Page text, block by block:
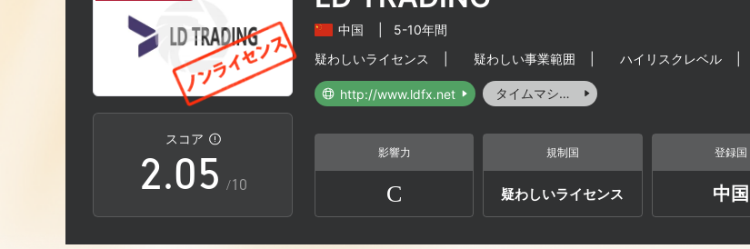
スコア
0
1
2
3
.0
1
2
3
4
5
6
/10
中国
5-10年間
疑わしいライセンス
疑わしい事業範囲 ハイリスクレベル
http://www.ldfx.net タイムマシーン
影響力
C
規制国
疑わしいライセンス
登録国
中国